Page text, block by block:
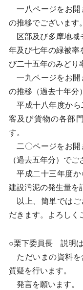
一八ページをお開
の推移でございます。
区部及び多摩地域
年及び七年の緑被率
び二十五年のみどり
一九ページをお開
の推移（過去十年分
平成十八年度から
客及び貨物の各部
す。
二〇ページをお開
（過去五年分）でご
平成二十三年度か
建設汚泥の発生量を
以上、簡単ではご
だきます。よろしく
○栗下委員長 説明は
ただいまの資料を
質疑を行います。
発言を願います。